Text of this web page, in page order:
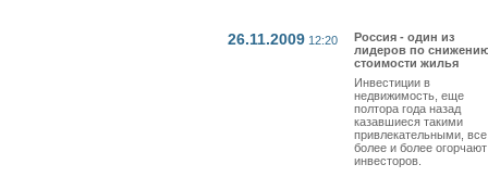
26.11.2009 12:20
Россия - один из
лидеров по
стоимости жилья
Инвестиции в
недвижимость, еще
полтора года назад
казавшиеся такими
привлекательными, все
более и более огорчают
инвесторов.